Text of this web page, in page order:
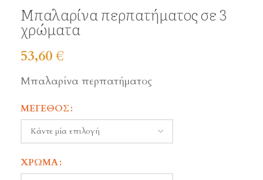
Μπαλαρίνα περπατήματος σε 3
χρώματα
53,60€
Μπαλαρίνα περπατήματος
ΜΈΓΕΘΟΣ
ΧΡΏΜΑ